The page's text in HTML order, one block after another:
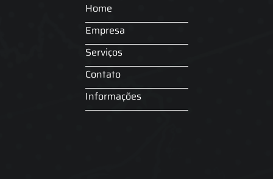
Home
Empresa
Serviços
Contato
Informações